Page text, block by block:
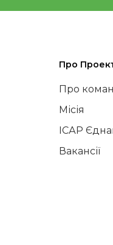
Про
Про
Місія
ІСАР
Вакансії